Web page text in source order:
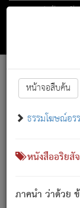
ตอน 1 ว่าด้วย สั
หน้าจอสืบค้น
ธรรมโฆษณ์อร
หนังสืออริยสั
ภาคนำ ว่าด้วย
Font :15 ]||
สัตว์โลกนี้ เ
เขาสำคัญสิ่ง
(ตามที่เป็นจริง
สัตว์โลกติด
เป็นอย่างอื่น (จ